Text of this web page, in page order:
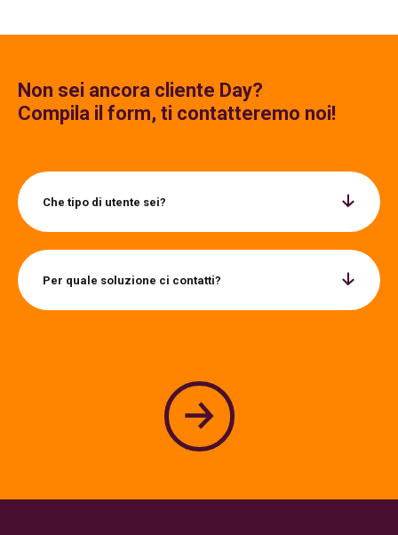
Non sei ancora cliente Day?
Compila il form, ti contatteremo noi!
Che tipo di utente sei?
Per quale soluzione ci contatti?